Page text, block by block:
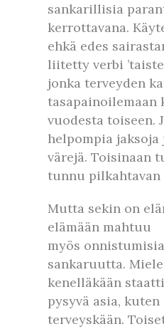
sankarillisia
kerrottavana.
ehkä edes
liitetty verbi
jonka terveyden
tasapainoilemaan
vuodesta toiseen.
helpompia jaksoja
värejä. Toisinaan
tunnu pilkahtavan
Mutta sekin on
elämään mahtuu
myös
sankaruutta.
kenelläkään
pysyvä asia,
terveyskään.